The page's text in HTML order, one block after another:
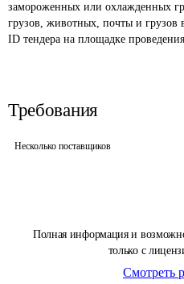
Полная информация и
только с
Смотреть
замороженных или охлажденных
грузов, животных, почты и грузов
ID тендера на площадке
Требования
Несколько поставщиков